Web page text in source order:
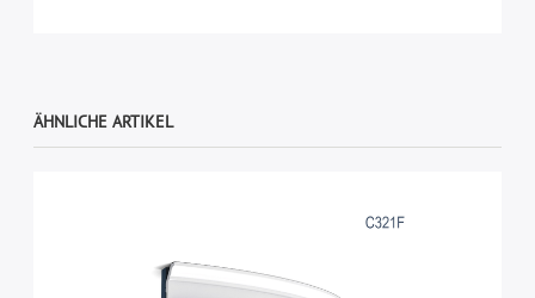
ÄHNLICHE ARTIKEL